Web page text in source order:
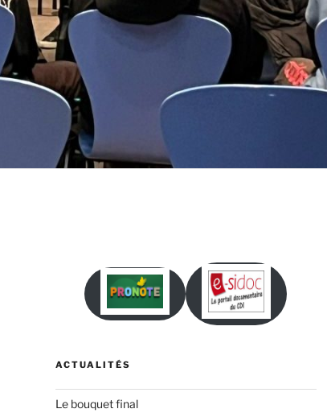
ACTUALITÉS
Le bouquet final